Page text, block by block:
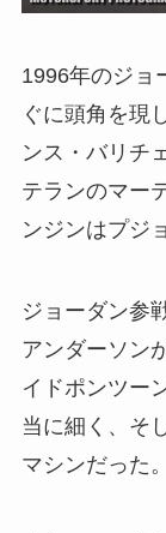
1996年のジョ
ぐに頭角を現
ンス・バリチ
テランのマー
ンジンはプジ
ジョーダン参
アンダーソン
イドポンツー
当に細く、そ
マシンだった。